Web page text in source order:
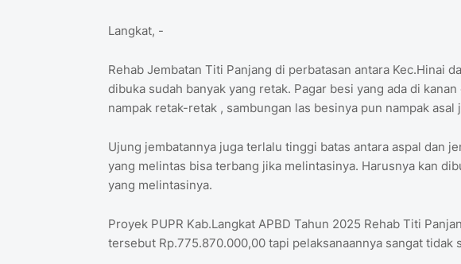
Langkat, -
Rehab Jembatan Titi Panjang di perbatasan antara Kec.Hinai
dibuka sudah banyak yang retak. Pagar besi yang ada di
nampak retak-retak , sambungan las besinya pun nampak
Ujung jembatannya juga terlalu tinggi batas antara aspal dan
yang melintas bisa terbang jika melintasinya. Harusnya kan
yang melintasinya.
Proyek PUPR Kab.Langkat APBD Tahun 2025 Rehab Titi
tersebut Rp.775.870.000,00 tapi pelaksanaannya sangat tidak